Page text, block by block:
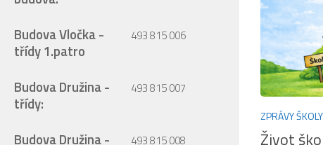
ZPRÁVY ŠKOLY
Život
Budova Vločka -
třídy 1.patro
493 815 006
Budova Družina -
třídy:
493 815 007
Budova Družina -
493 815 008